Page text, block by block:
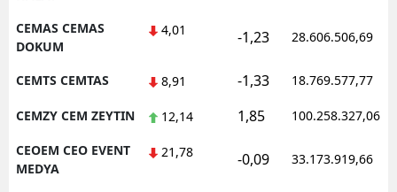
CEMAS CEMAS
DOKUM
4,01 -1,23 28.606.506,69
CEMTS CEMTAS 8,91 -1,33 18.769.577,77
CEMZY CEM ZEYTIN 12,14 1,85 100.258.327,06
CEOEM CEO EVENT
MEDYA
21,78 -0,09 33.173.919,66